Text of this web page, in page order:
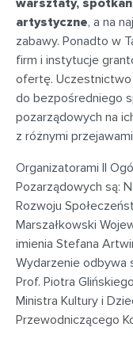
warsztaty,
artystyczne, a na
zabawy. Ponadto w
firm i instytucje
ofertę. Uczestnictwo
do bezpośredniego
pozarządowych na
z różnymi
Organizatorami II
Pozarządowych są:
Rozwoju
Marszałkowski
imienia Stefana
Wydarzenie odbywa
Prof. Piotra
Ministra Kultury i
Przewodniczącego